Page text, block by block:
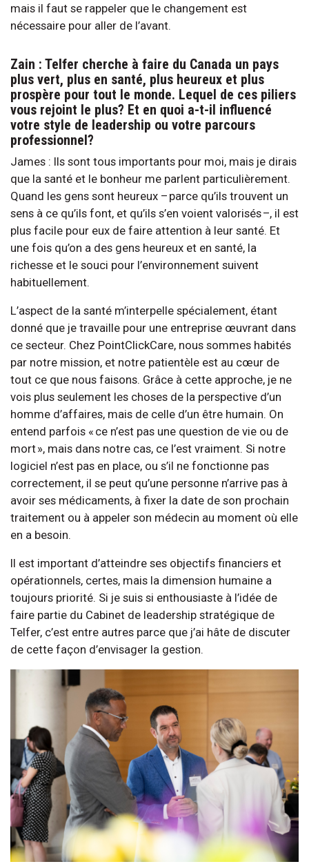
mais il faut se rappeler que le changement est
nécessaire pour aller de l’avant.
Zain : Telfer cherche à faire du Canada un pays
plus vert, plus en santé, plus heureux et plus
prospère pour tout le monde. Lequel de ces piliers
vous rejoint le plus? Et en quoi a-t-il influencé
votre style de leadership ou votre parcours
professionnel?
James : Ils sont tous importants pour moi, mais je dirais
que la santé et le bonheur me parlent particulièrement.
Quand les gens sont heureux – parce qu’ils trouvent un
sens à ce qu’ils font, et qu’ils s’en voient valorisés –, il est
plus facile pour eux de faire attention à leur santé. Et
une fois qu’on a des gens heureux et en santé, la
richesse et le souci pour l’environnement suivent
habituellement.
L’aspect de la santé m’interpelle spécialement, étant
donné que je travaille pour une entreprise œuvrant dans
ce secteur. Chez PointClickCare, nous sommes habités
par notre mission, et notre patientèle est au cœur de
tout ce que nous faisons. Grâce à cette approche, je ne
vois plus seulement les choses de la perspective d’un
homme d’affaires, mais de celle d’un être humain. On
entend parfois « ce n’est pas une question de vie ou de
mort », mais dans notre cas, ce l’est vraiment. Si notre
logiciel n’est pas en place, ou s’il ne fonctionne pas
correctement, il se peut qu’une personne n’arrive pas à
avoir ses médicaments, à fixer la date de son prochain
traitement ou à appeler son médecin au moment où elle
en a besoin.
Il est important d’atteindre ses objectifs financiers et
opérationnels, certes, mais la dimension humaine a
toujours priorité. Si je suis si enthousiaste à l’idée de
faire partie du Cabinet de leadership stratégique de
Telfer, c’est entre autres parce que j’ai hâte de discuter
de cette façon d’envisager la gestion.